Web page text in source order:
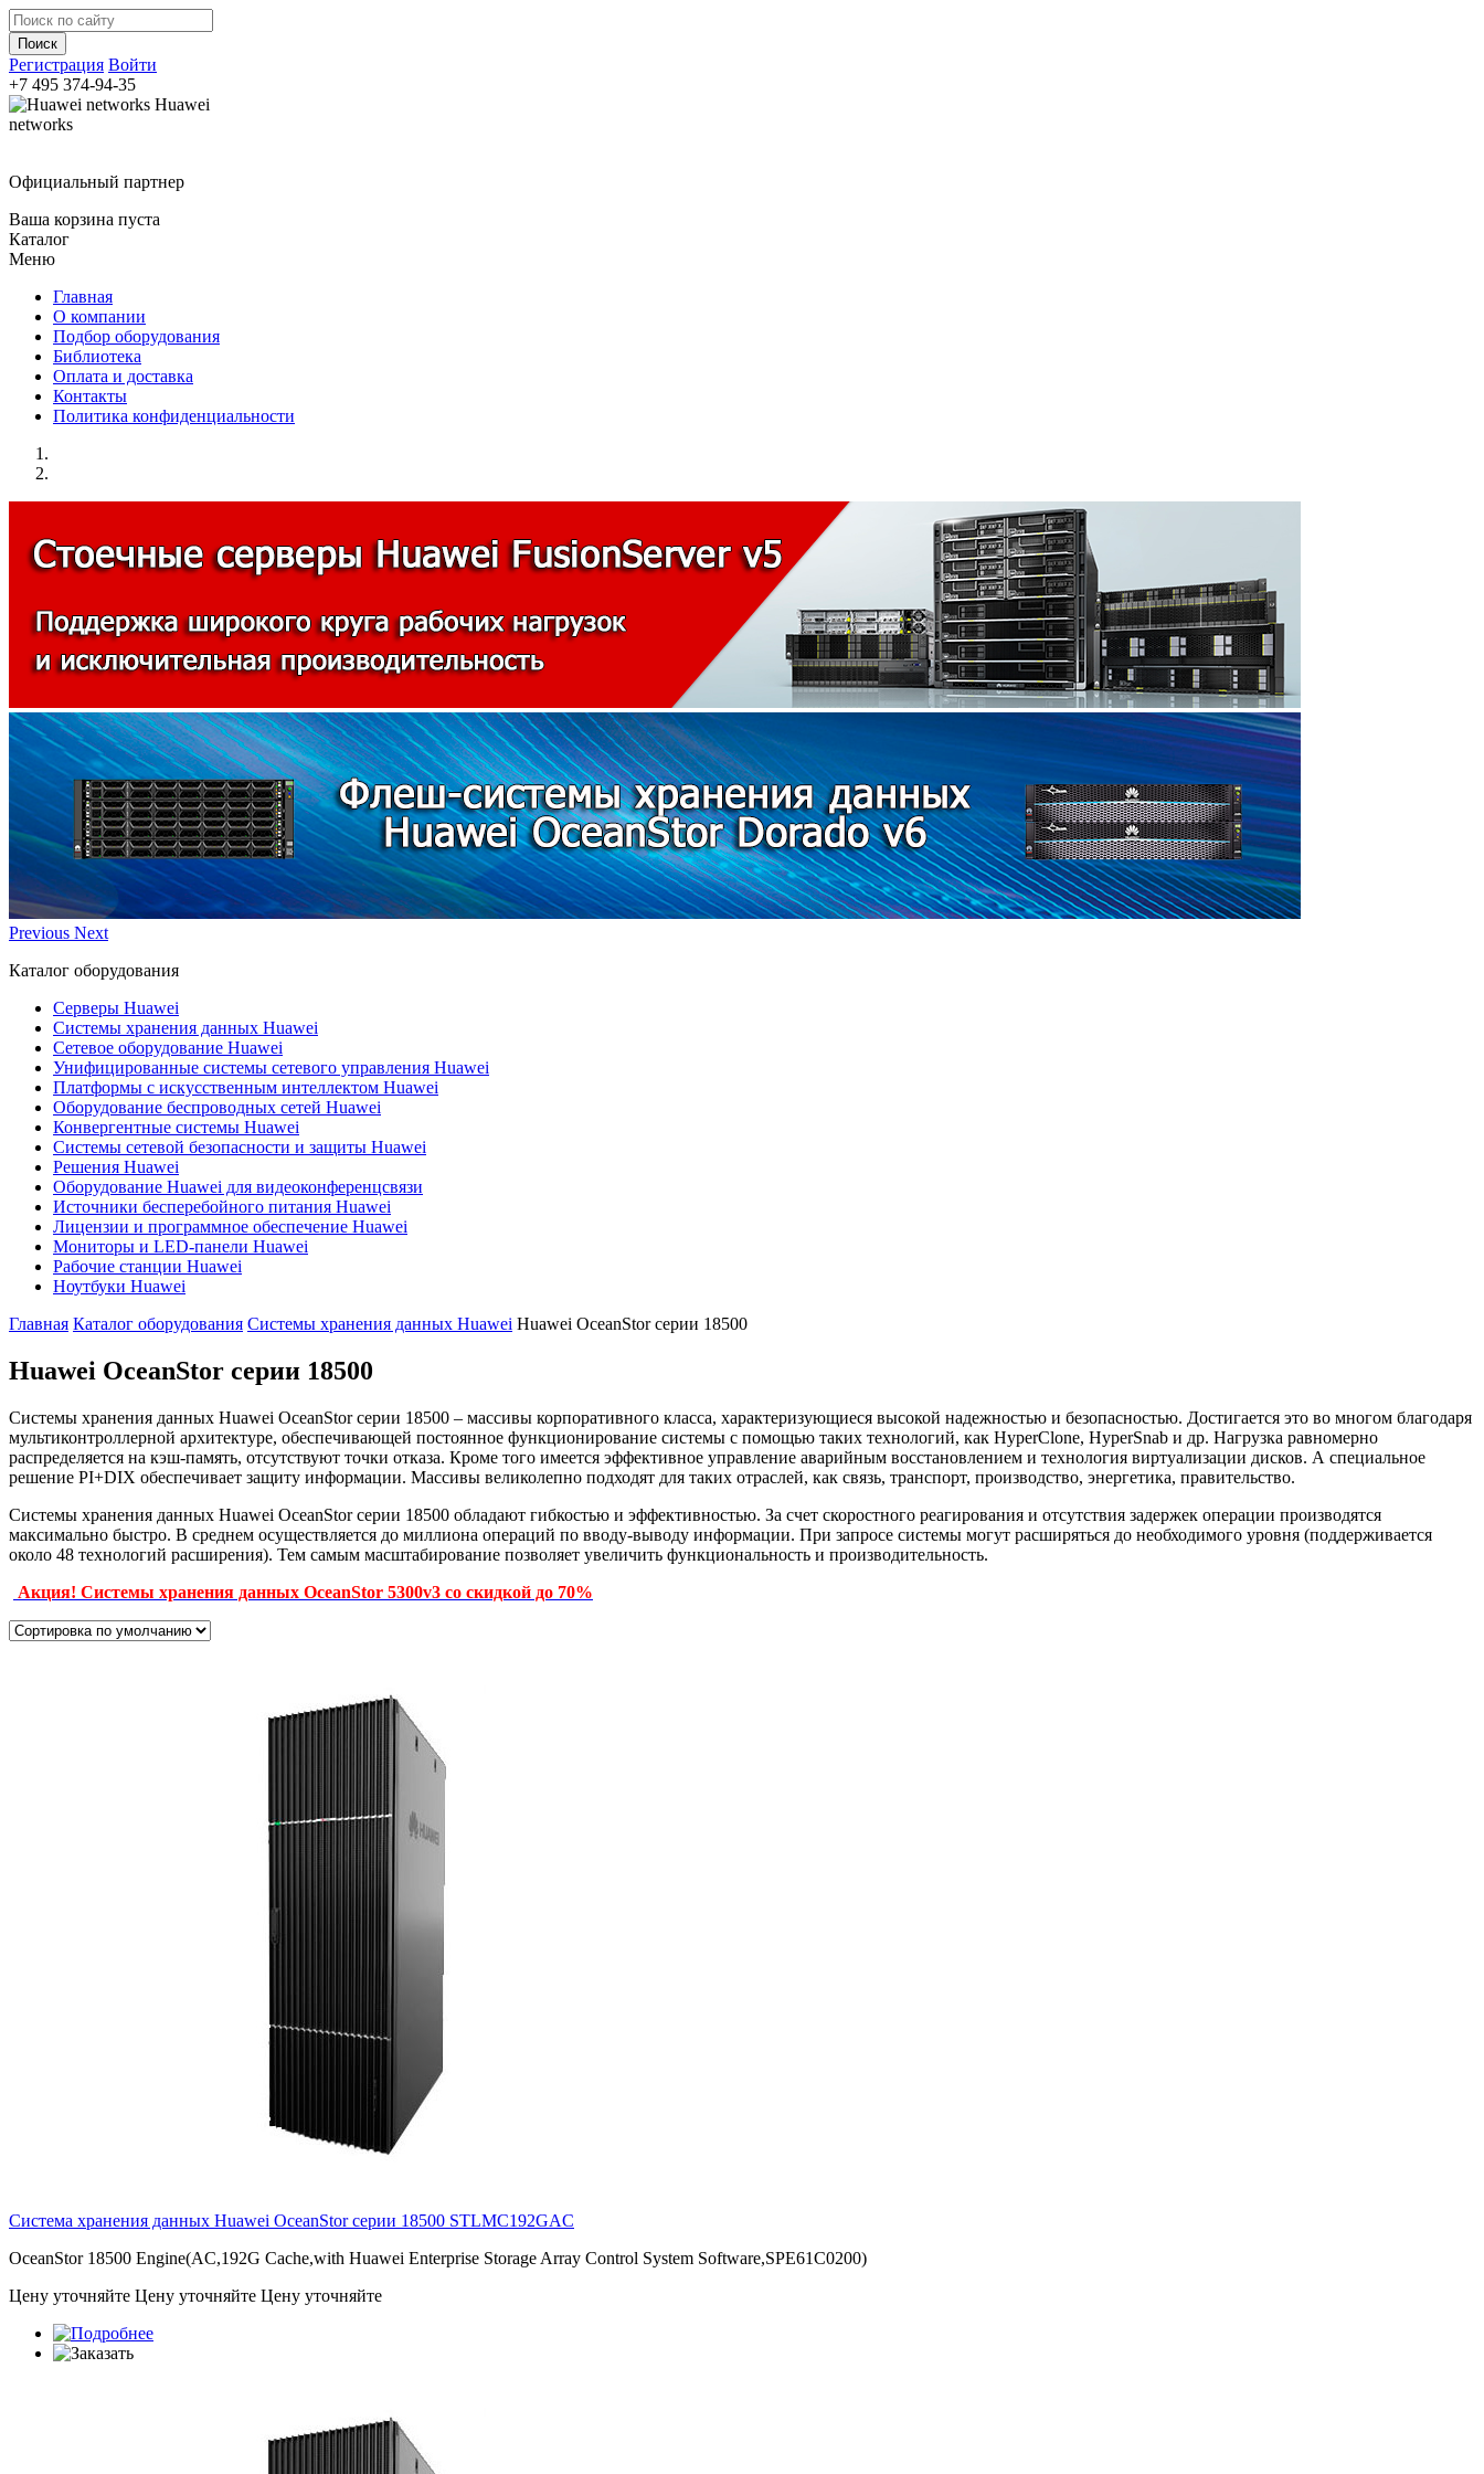
Регистрация Войти
+7 495 374-94-35
Huawei
networks
Официальный партнер
Ваша корзина пуста
Каталог
Меню
Главная
О компании
Подбор оборудования
Библиотека
Оплата и доставка
Контакты
Политика конфиденциальности
Previous Next
Каталог оборудования
Серверы Huawei
Системы хранения данных Huawei
Сетевое оборудование Huawei
Унифицированные системы сетевого управления Huawei
Платформы с искусственным интеллектом Huawei
Оборудование беспроводных сетей Huawei
Конвергентные системы Huawei
Системы сетевой безопасности и защиты Huawei
Решения Huawei
Оборудование Huawei для видеоконференцсвязи
Источники бесперебойного питания Huawei
Лицензии и программное обеспечение Huawei
Мониторы и LED-панели Huawei
Рабочие станции Huawei
Ноутбуки Huawei
Главная Каталог оборудования Системы хранения данных Huawei Huawei OceanStor серии 18500
Huawei OceanStor серии 18500
Системы хранения данных Huawei OceanStor серии 18500 – массивы корпоративного класса, характеризующиеся высокой надежностью и безопасностью. Достигается это во многом благодаря
мультиконтроллерной архитектуре, обеспечивающей постоянное функционирование системы с помощью таких технологий, как HyperClone, HyperSnab и др. Нагрузка равномерно
распределяется на кэш-память, отсутствуют точки отказа. Кроме того имеется эффективное управление аварийным восстановлением и технология виртуализации дисков. А специальное
решение PI+DIX обеспечивает защиту информации. Массивы великолепно подходят для таких отраслей, как связь, транспорт, производство, энергетика, правительство.
Системы хранения данных Huawei OceanStor серии 18500 обладают гибкостью и эффективностью. За счет скоростного реагирования и отсутствия задержек операции производятся
максимально быстро. В среднем осуществляется до миллиона операций по вводу-выводу информации. При запросе системы могут расширяться до необходимого уровня (поддерживается
около 48 технологий расширения). Тем самым масштабирование позволяет увеличить функциональность и производительность.
Акция! Системы хранения данных OceanStor 5300v3 со скидкой до 70%
Система хранения данных Huawei OceanStor серии 18500 STLMC192GAC
OceanStor 18500 Engine(AC,192G Cache,with Huawei Enterprise Storage Array Control System Software,SPE61C0200)
Цену уточняйте Цену уточняйте Цену уточняйте